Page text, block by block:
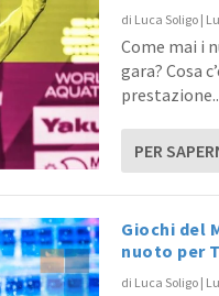
di Luca Soligo |
Come mai i
gara? Cosa
PER
Giochi del
nuoto per
di Luca Soligo |